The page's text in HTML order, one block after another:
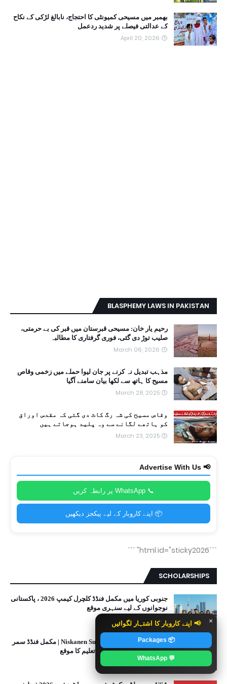
بھمبر میں مسیحی کمیونٹی کا احتجاج، نابالغ لڑکی کے نکاح
کے عدالتی فیصلے پر شدید ردعمل
April 20, 2026
BLASPHEMY LAWS IN PAKISTAN
رحیم یار خان: مسیحی قبرستان میں قبر کی بے حرمتی،
صلیب توڑ دی گئی، فوری گرفتاری کا مطالبہ
March 06, 2026
مذہب تبدیل نہ کرنے پر جان لیوا حملے میں زخمی وقاص
مسیح کا ہاتھ سے لکھا بیان سامنے آگیا
March 28, 2025
وقاص مسیح کی شہ رگ کاٹ دی گئی کہ مقدس اوراق
کو ہاتھے لگانے سے وہ پلید ہوجاتے ہیں
March 23, 2025
📢 Advertise With Us
📞 WhatsApp پر رابطہ کریں
📦 اپنے کاروبار کے لیے پیکجز دیکھیں
```html id="sticky2026"
× 📢 اپنے کاروبار کا اشتہار لگوائیں
📦 Packages
💬 WhatsApp
```
SCHOLARSHIPS
جنوبی کوریا میں مکمل فنڈڈ کلچرل کیمپ 2026 ، پاکستانی
نوجوانوں کے لیے سنہری موقع
May 23, 2026
Niskanen Summer Institute 2026 USA | مکمل فنڈڈ سمر
پروگرام، امریکہ میں مفت تعلیم کا موقع
December 31, 2025